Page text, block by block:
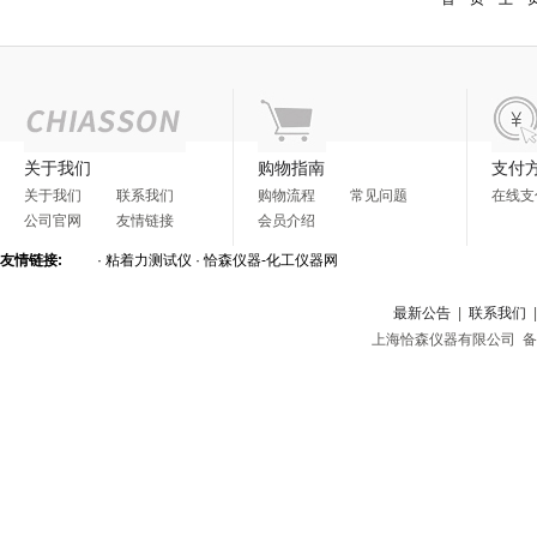
关于我们
关于我们
联系我们
公司官网
友情链接
购物指南
购物流程
常见问题
会员介绍
支付
在线
友情链接: · 粘着力测试仪 ·恰森仪器-化工仪器网
最新公告 联系我们
上海恰森仪器有限公司